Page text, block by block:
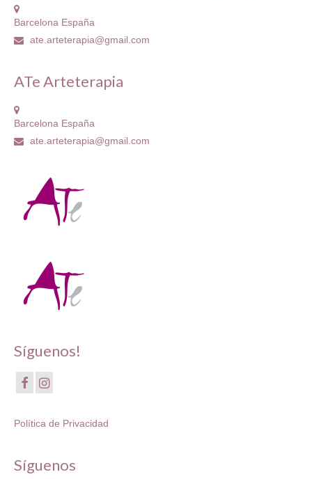
Barcelona España
ate.arteterapia@gmail.com
ATe Arteterapia
Barcelona España
ate.arteterapia@gmail.com
Síguenos!
Política de Privacidad
Síguenos